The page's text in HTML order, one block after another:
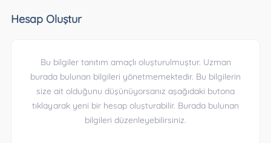
Hesap Oluştur
Bu bilgiler tanıtım amaçlı oluşturulmuştur. Uzman
burada bulunan bilgileri yönetmemektedir. Bu bilgilerin
size ait olduğunu düşünüyorsanız aşağıdaki butona
tıklayarak yeni bir hesap oluşturabilir. Burada bulunan
bilgileri düzenleyebilirsiniz.